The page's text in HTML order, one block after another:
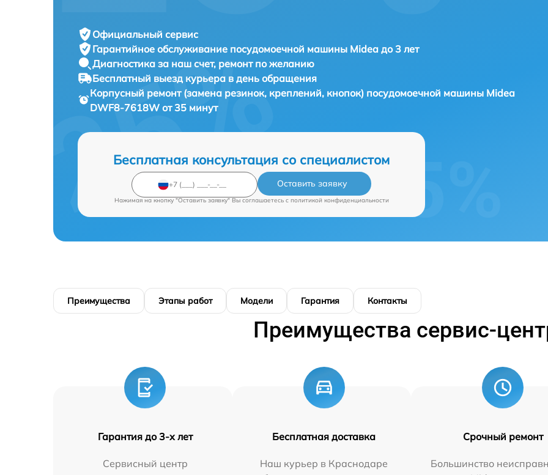
Официальный сервис
Гарантийное обслуживание посудомоечной машины Midea до 3 лет
Диагностика за наш счет, ремонт по желанию
Бесплатный выезд курьера в день обращения
Корпусный ремонт (замена резинок, креплений, кнопок) посудомоечной машины Midea
DWF8-7618W от 35 минут
Бесплатная консультация со специалистом
Оставить заявку
Нажимая на кнопку "Оставить заявку" Вы соглашаетесь c политикой конфиденциальности
Преимущества Этапы работ Модели Гарантия Контакты
Преимущества сервис-
Гарантия до 3-х лет
Сервисный центр
Бесплатная доставка
Наш курьер в Краснодаре
Срочный ремонт
Большинство